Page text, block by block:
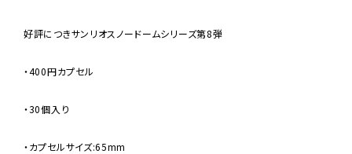
好評につきサンリオスノードームシリーズ第8弾
・400円カプセル
・30個入り
・カプセルサイズ:65mm